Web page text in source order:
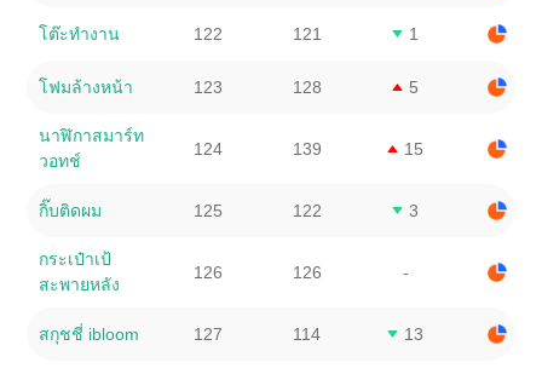
โต๊ะทํางาน 122 121 1
โฟมล้างหน้า 123 128 5
นาฬิกาสมาร์ท
วอทช์
124 139 15
กิ๊บติดผม 125 122 3
กระเป๋าเป้
สะพายหลัง
126 126 -
สกุชชี่ ibloom 127 114 13